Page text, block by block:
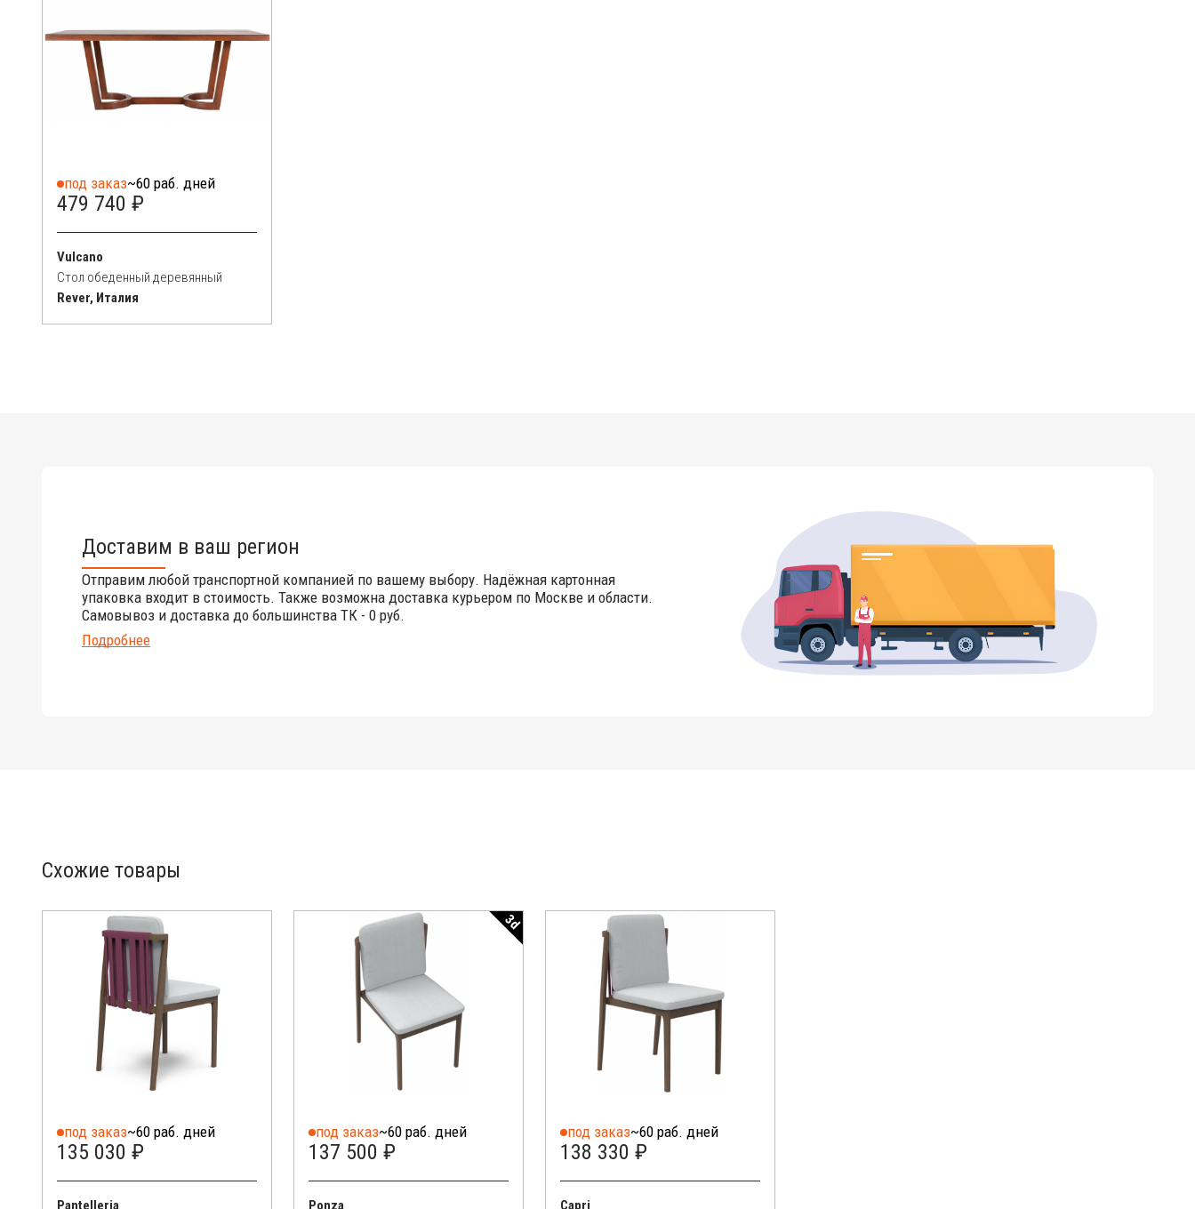
под заказ~60 раб. дней
479 740 ₽
Vulcano
Стол обеденный деревянный
Rever, Италия
Доставим в ваш регион
Отправим любой транспортной компанией по вашему выбору. Надёжная картонная
упаковка входит в стоимость. Также возможна доставка курьером по Москве и области.
Самовывоз и доставка до большинства ТК - 0 руб.
Подробнее
Схожие товары
под заказ~60 раб. дней
135 030 ₽
Pantelleria
3d
под заказ~60 раб. дней
137 500 ₽
Ponza
под заказ~60 раб. дней
138 330 ₽
Capri